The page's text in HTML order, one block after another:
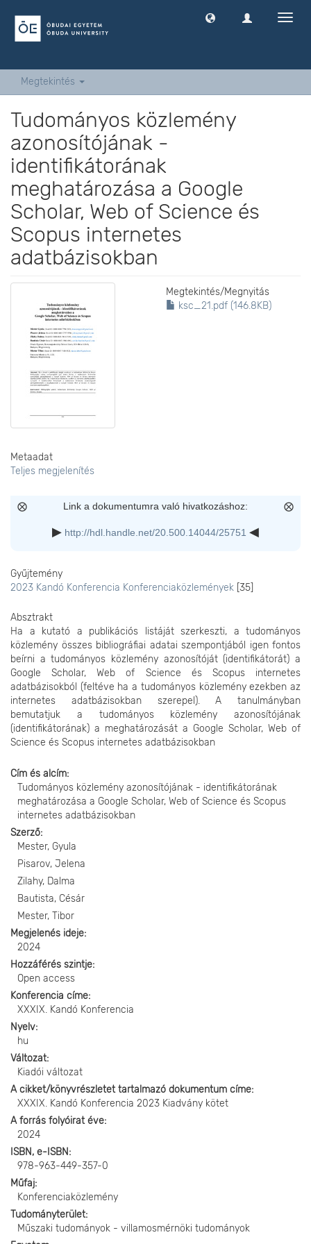
Megtekintés
Tudományos közlemény
azonosítójának -
identifikátorának
meghatározása a Google
Scholar, Web of Science és
Scopus internetes
adatbázisokban
Megtekintés/Megnyitás
ksc_21.pdf (146.8KB)
Metaadat
Teljes megjelenítés
Link a dokumentumra való hivatkozáshoz:
http://hdl.handle.net/20.500.14044/25751
Gyűjtemény
2023 Kandó Konferencia Konferenciaközlemények [35]
Absztrakt
Ha a kutató a publikációs listáját szerkeszti, a tudományos
közlemény összes bibliográfiai adatai szempontjából igen fontos
beírni a tudományos közlemény azonosítóját (identifikátorát) a
Google Scholar, Web of Science és Scopus internetes
adatbázisokból (feltéve ha a tudományos közlemény ezekben az
internetes adatbázisokban szerepel). A tanulmányban
bemutatjuk a tudományos közlemény azonosítójának
(identifikátorának) a meghatározását a Google Scholar, Web of
Science és Scopus internetes adatbázisokban
Cím és alcím
Tudományos közlemény azonosítójának - identifikátorának
meghatározása a Google Scholar, Web of Science és Scopus
internetes adatbázisokban
Szerző
Mester, Gyula
Pisarov, Jelena
Zilahy, Dalma
Bautista, Césár
Mester, Tibor
Megjelenés ideje
2024
Hozzáférés szintje
Open access
Konferencia címe
XXXIX. Kandó Konferencia
Nyelv
hu
Változat
Kiadói változat
A cikket/könyvrészletet tartalmazó dokumentum címe
XXXIX. Kandó Konferencia 2023 Kiadvány kötet
A forrás folyóirat éve
2024
ISBN, e-ISBN
978-963-449-357-0
Műfaj
Konferenciaközlemény
Tudományterület
Műszaki tudományok - villamosmérnöki tudományok